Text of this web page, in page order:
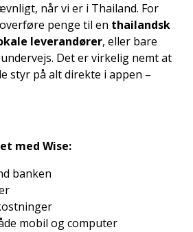
når vi er i Thailand. For
penge til en thailandsk
leverandører, eller bare
Det er virkelig nemt at
styr på alt direkte i appen –
med Wise:
banken
mobil og computer